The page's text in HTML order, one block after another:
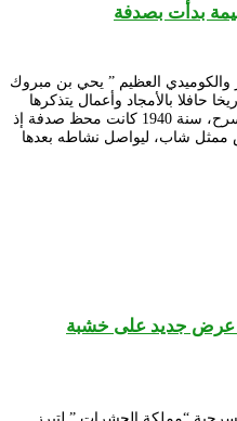
بدأت بصدفة
والكوميدي العظيم ” يحي بن مبروك
وراءه تاريخا حافلا بالأمجاد وأعمال يتذكرها
كل الجزائريين. صعوده على خشبة المسرح، سنة 1940 كانت محظ صدفة إذ
ممثل شاب، ليواصل نشاطه بعدها
عرض جديد على خشبة